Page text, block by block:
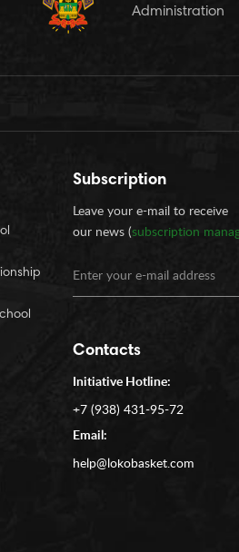
Administration
Subscription
Leave your e-mail to receive
our news (subscription
Contacts
Initiative Hotline:
+7 (938) 431-95-72
Email:
help@lokobasket.com